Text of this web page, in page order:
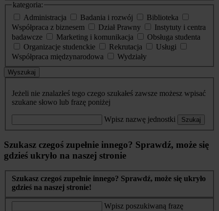
kategoria:
Administracja
Badania i rozwój
Biblioteka
Współpraca z biznesem
Dział Prawny
Instytuty i centra
badawcze
Marketing i komunikacja
Obsługa studenta
Organizacje studenckie
Rekrutacja
Usługi
Współpraca międzynarodowa
Wydziały
Wyszukaj
Jeżeli nie znalazłeś tego czego szukałeś zawsze możesz wpisać
szukane słowo lub frazę poniżej
Wpisz nazwę jednostki Szukaj
Szukasz czegoś zupełnie innego? Sprawdź, może się
gdzieś ukryło na naszej stronie
Szukasz czegoś zupełnie innego? Sprawdź, może się ukryło
gdzieś na naszej stronie!
Wpisz poszukiwaną frazę